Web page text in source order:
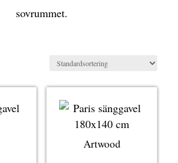
sovrummet.
Artwood